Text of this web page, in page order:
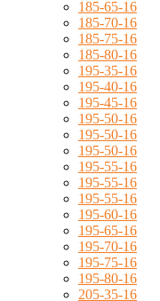
185-65-16
185-70-16
185-75-16
185-80-16
195-35-16
195-40-16
195-45-16
195-50-16
195-50-16
195-50-16
195-55-16
195-55-16
195-55-16
195-60-16
195-65-16
195-70-16
195-75-16
195-80-16
205-35-16